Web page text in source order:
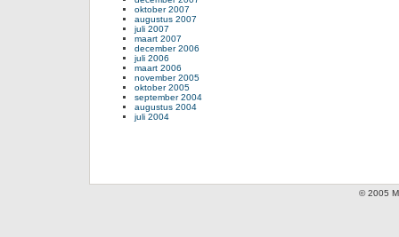
oktober 2007
augustus 2007
juli 2007
maart 2007
december 2006
juli 2006
maart 2006
november 2005
oktober 2005
september 2004
augustus 2004
juli 2004
© 2005